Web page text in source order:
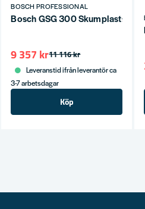
BOSCH PROFESSIONAL
Bosch GSG 300 Skumplastsåg
11 116 kr
9 357 kr
Leveranstid ifrån leverantör ca
3-7 arbetsdagar
Köp